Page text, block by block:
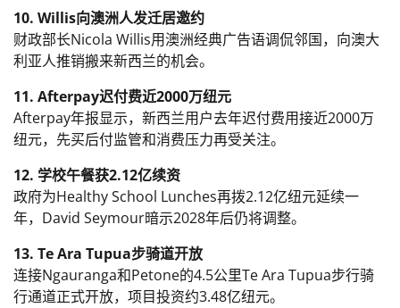
10. Willis向澳洲人发迁居邀约
财政部长Nicola Willis用澳洲经典广告语调侃邻国，向澳大
利亚人推销搬来新西兰的机会。
11. Afterpay迟付费近2000万纽元
Afterpay年报显示，新西兰用户去年迟付费用接近2000万
纽元，先买后付监管和消费压力再受关注。
12. 学校午餐获2.12亿续资
政府为Healthy School Lunches再拨2.12亿纽元延续一
年，David Seymour暗示2028年后仍将调整。
13. Te Ara Tupua步骑道开放
连接Ngauranga和Petone的4.5公里Te Ara Tupua步行骑
行通道正式开放，项目投资约3.48亿纽元。